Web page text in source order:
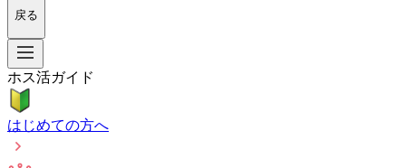
戻る
ホス活ガイド
はじめての方へ